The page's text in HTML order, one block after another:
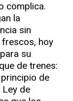
complica.
la
sin
hoy
su
de trenes:
de
Ley de